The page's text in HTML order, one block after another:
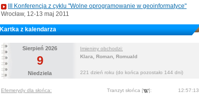
III Konferencja z cyklu "Wolne oprogramowanie w geoinformatyce"
Wrocław, 12-13 maj 2011
Kartka z kalendarza
Sierpień 2026
Imieniny obchodzi:
Klara, Roman, Romuald
221 dzień roku (do końca pozostało 144 dni)
9
Niedziela
Efemerydy dla słońca: Tranzyt słońca [ ]: 12:57:13